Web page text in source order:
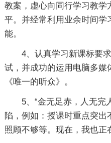
教案，虚心向同行学习教学
平。并经常利用业余时间学
能。
4、认真学习新课标要求
试，并成功的运用电脑多媒
《唯一的听众》。
5、“金无足赤，人无完
陷，例如：授课时重点突
照顾不够等。现在，我也正